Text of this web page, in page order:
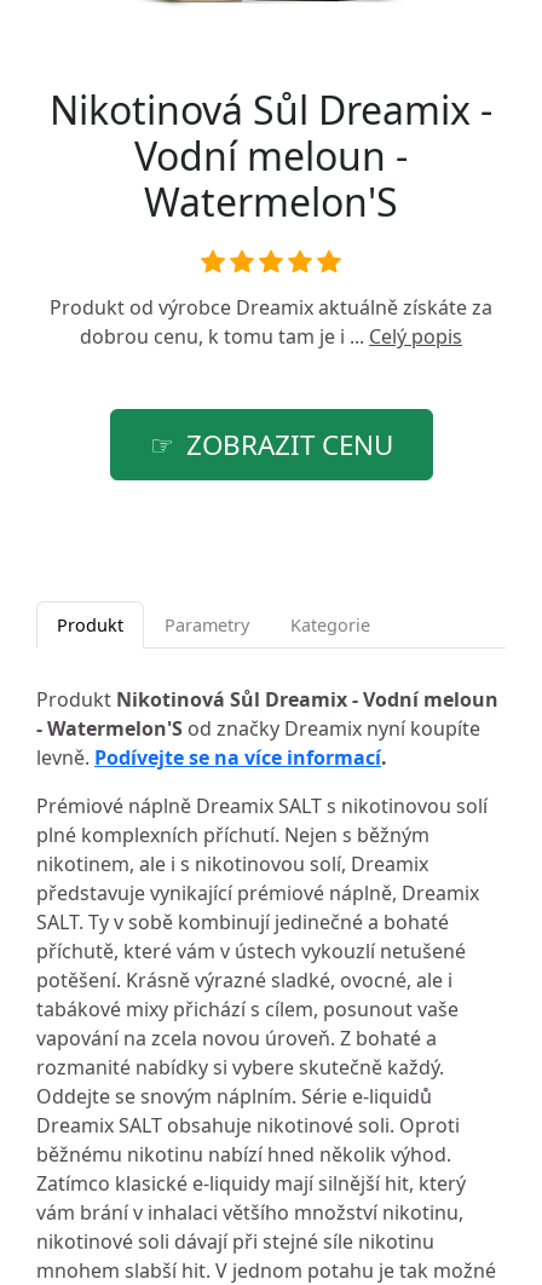
Nikotinová Sůl Dreamix -
Vodní meloun -
Watermelon'S
Produkt od výrobce Dreamixaktuálně získáte za
dobrou cenu, k tomu tam je i ... Celý popis
ZOBRAZIT CENU
Produkt Parametry Kategorie
Produkt Nikotinová Sůl Dreamix - Vodní meloun
- Watermelon'S od značky Dreamix nyní koupíte
levně. Podívejte se na více informací.
Prémiové náplně Dreamix SALT s nikotinovou solí
plné komplexních příchutí. Nejen s běžným
nikotinem, ale i s nikotinovou solí, Dreamix
představuje vynikající prémiové náplně, Dreamix
SALT. Ty v sobě kombinují jedinečné a bohaté
příchutě, které vám v ústech vykouzlí netušené
potěšení. Krásně výrazné sladké, ovocné, ale i
tabákové mixy přichází s cílem, posunout vaše
vapování na zcela novou úroveň. Z bohaté a
rozmanité nabídky si vybere skutečně každý.
Oddejte se snovým náplním. Série e-liquidů
Dreamix SALT obsahuje nikotinové soli. Oproti
běžnému nikotinu nabízí hned několik výhod.
Zatímco klasické e-liquidy mají silnější hit, který
vám brání v inhalaci většího množství nikotinu,
nikotinové soli dávají při stejné síle nikotinu
mnohem slabší hit. V jednom potahu je tak možné